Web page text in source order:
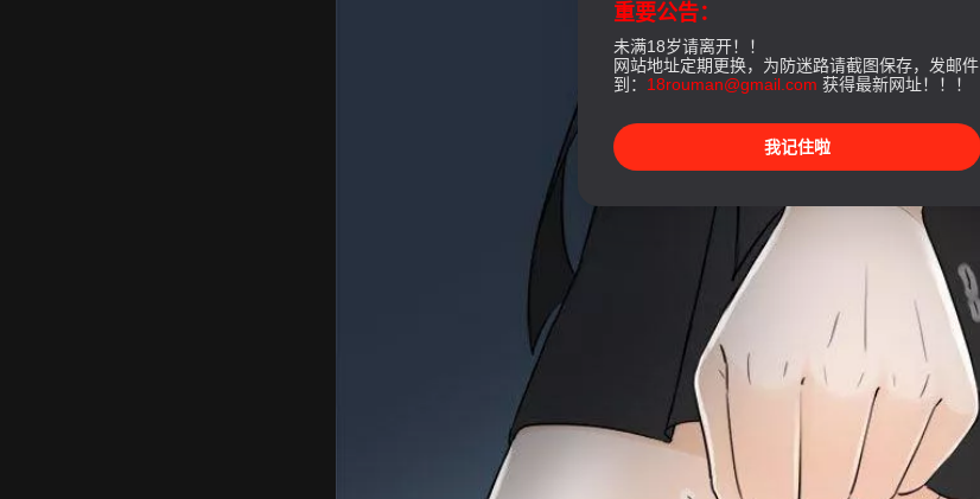
重要公告：
未满18岁请离开！！
网站地址定期更换，为防迷路请截图保存，发邮件
到： 18rouman@gmail.com 获得最新网址！！！
我记住啦